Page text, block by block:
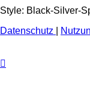
Style: Black-Silver-
Datenschutz